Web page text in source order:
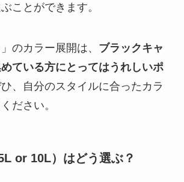
ことができます。
のカラー展開は、 ブラックキャ
ている方にとってはうれしいポ
、自分のスタイルに合ったカラ
ださい。
or 10L）はどう選ぶ？